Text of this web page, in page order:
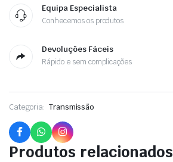
Equipa Especialista
Conhecemos os produtos
Devoluções Fáceis
Rápido e sem complicações
Categoria: Transmissão
Produtos relacionados